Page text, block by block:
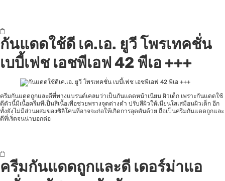
กันแดดใช้ดี เค.เอ. ยูวี โพรเทคชั่น
เบบี้เฟช เอชพีเอฟ 42 พีเอ +++
ครีมกันแดดถูกและดีที่ทางแบรนด์เคลมว่าเป็นกันแดดหน้าเนียน ผิวเด็ก เพราะกันแดดใช้
ดีตัวนี้มีเนื้อครีมทีเป็นสีเนื้อเพื่อช่วยพรางจุดด่างดำ ปรับสีผิวให้เนียนใสเสมือนผิวเด็ก อีก
ทั้งยังไม่มีส่วนผสมของซิลิโคนที่อาจจะก่อให้เกิดการอุดตันด้วย ถือเป็นครีมกันแดดถูกและ
ดีที่เริ่ดจนน่าบอกต่อ
ครีมกันแดดถูกและดี เดอร์ม่าแอ